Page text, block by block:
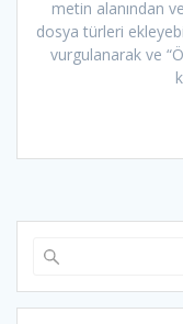
metin alanından
dosya türleri
vurgulanarak ve